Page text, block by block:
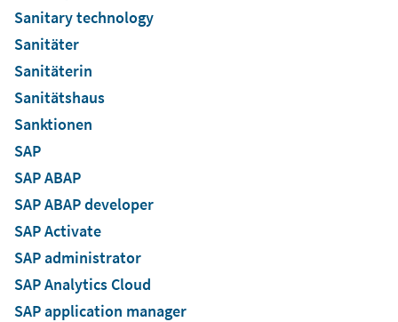
Sanitary technology
Sanitäter
Sanitäterin
Sanitätshaus
Sanktionen
SAP
SAP ABAP
SAP ABAP developer
SAP Activate
SAP administrator
SAP Analytics Cloud
SAP application manager